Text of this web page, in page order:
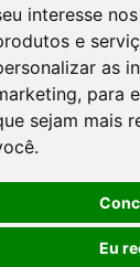
interesse
e
as
, para
sejam mais
.
Eu
Évora, 70-C -
(Chamada para
Festamania.